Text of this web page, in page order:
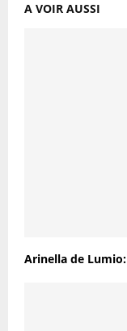
A VOIR AUSSI
Arinella de